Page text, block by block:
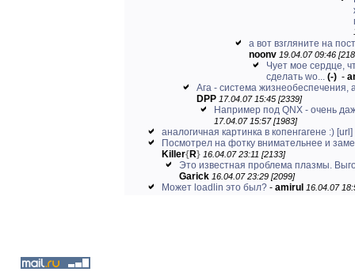
а вот взгляните на
noonv 19.04.07 09:46
Чует мое сердце,
сделать wo... (-) -
Ага - система жизнеобеспечения,
DPP 17.04.07 15:45 [2339]
Например под QNX - очень
17.04.07 15:57 [1983]
аналогичная картинка в копенгагене :) [url]
Посмотрел на фотку внимательнее и
Killer{R} 16.04.07 23:11 [2133]
Это известная проблема плазмы.
Garick 16.04.07 23:29 [2099]
Может loadlin это был? - amirul 16.04.07